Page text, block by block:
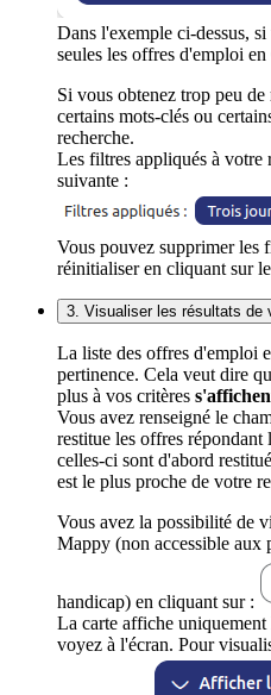
Dans l'exemple ci-dessus,
seules les offres d'emploi
Si vous obtenez trop peu
certains mots-clés ou
recherche.
Les filtres appliqués à votre
suivante :
Vous pouvez supprimer les
réinitialiser en cliquant sur
3. Visualiser les résultats de
La liste des offres d'emploi
pertinence. Cela veut dire
plus à vos critères
Vous avez renseigné le
restitue les offres répondant
celles-ci sont d'abord
est le plus proche de votre
Vous avez la possibilité de
Mappy (non accessible aux
handicap) en cliquant sur :
La carte affiche
voyez à l'écran. Pour